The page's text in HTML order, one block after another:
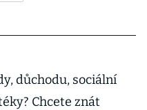
důchodu, sociální
Chcete znát